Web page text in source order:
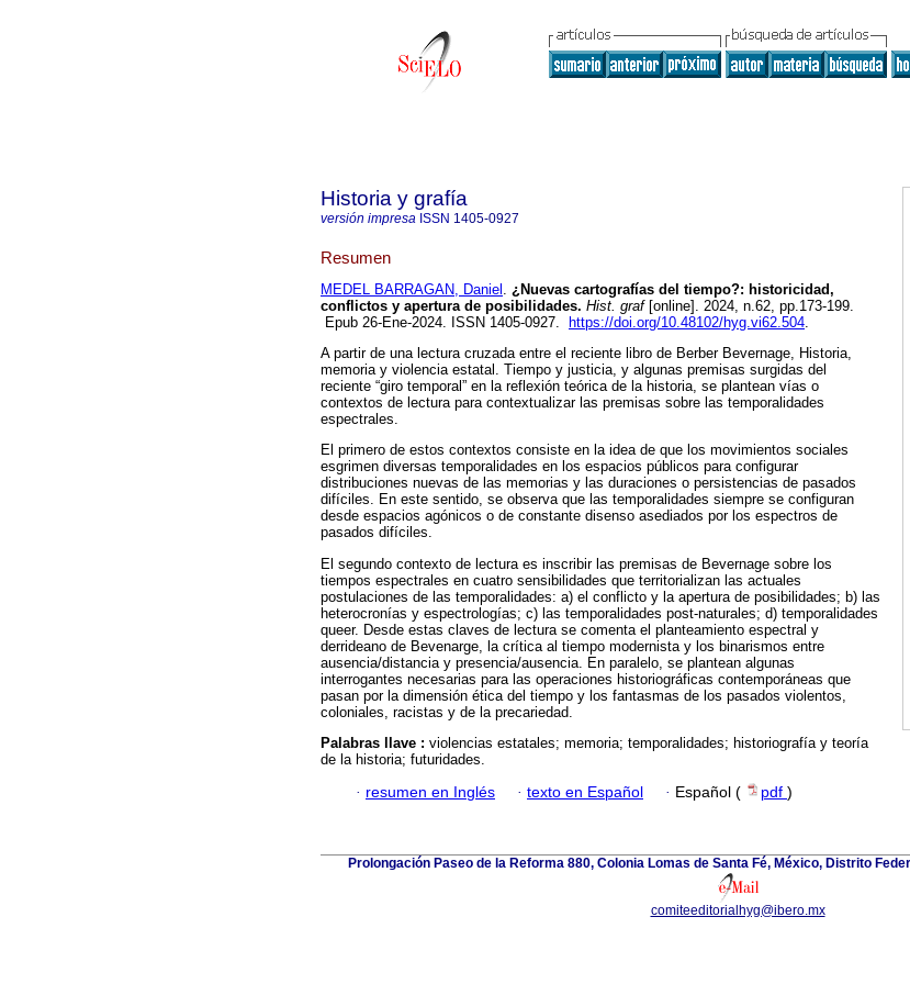
Historia y grafía
versión impresa ISSN 1405-0927
Resumen
MEDEL BARRAGAN, Daniel . ¿Nuevas cartografías del tiempo?: historicidad,
conflictos y apertura de posibilidades. Hist. graf[online]. 2024, n.62, pp.173-199.
Epub 26-Ene-2024. ISSN 1405-0927.
https://doi.org/10.48102/hyg.vi62.504.
A partir de una lectura cruzada entre el reciente libro de Berber Bevernage, Historia,
memoria y violencia estatal. Tiempo y justicia, y algunas premisas surgidas del
reciente “giro temporal” en la reflexión teórica de la historia, se plantean vías o
contextos de lectura para contextualizar las premisas sobre las temporalidades
espectrales.
El primero de estos contextos consiste en la idea de que los movimientos sociales
esgrimen diversas temporalidades en los espacios públicos para configurar
distribuciones nuevas de las memorias y las duraciones o persistencias de pasados
difíciles. En este sentido, se observa que las temporalidades siempre se configuran
desde espacios agónicos o de constante disenso asediados por los espectros de
pasados difíciles.
El segundo contexto de lectura es inscribir las premisas de Bevernage sobre los
tiempos espectrales en cuatro sensibilidades que territorializan las actuales
postulaciones de las temporalidades: a) el conflicto y la apertura de posibilidades; b) las
heterocronías y espectrologías; c) las temporalidades post-naturales; d) temporalidades
queer. Desde estas claves de lectura se comenta el planteamiento espectral y
derrideano de Bevenarge, la crítica al tiempo modernista y los binarismos entre
ausencia/distancia y presencia/ausencia. En paralelo, se plantean algunas
interrogantes necesarias para las operaciones historiográficas contemporáneas que
pasan por la dimensión ética del tiempo y los fantasmas de los pasados violentos,
coloniales, racistas y de la precariedad.
Palabras llave : violencias estatales; memoria; temporalidades; historiografía y teoría
de la historia; futuridades.
· resumen en Inglés · texto en Español · Español ( pdf )
Prolongación Paseo de la Reforma 880, Colonia Lomas de Santa Fé, México, Distrito
comiteeditorialhyg@ibero.mx